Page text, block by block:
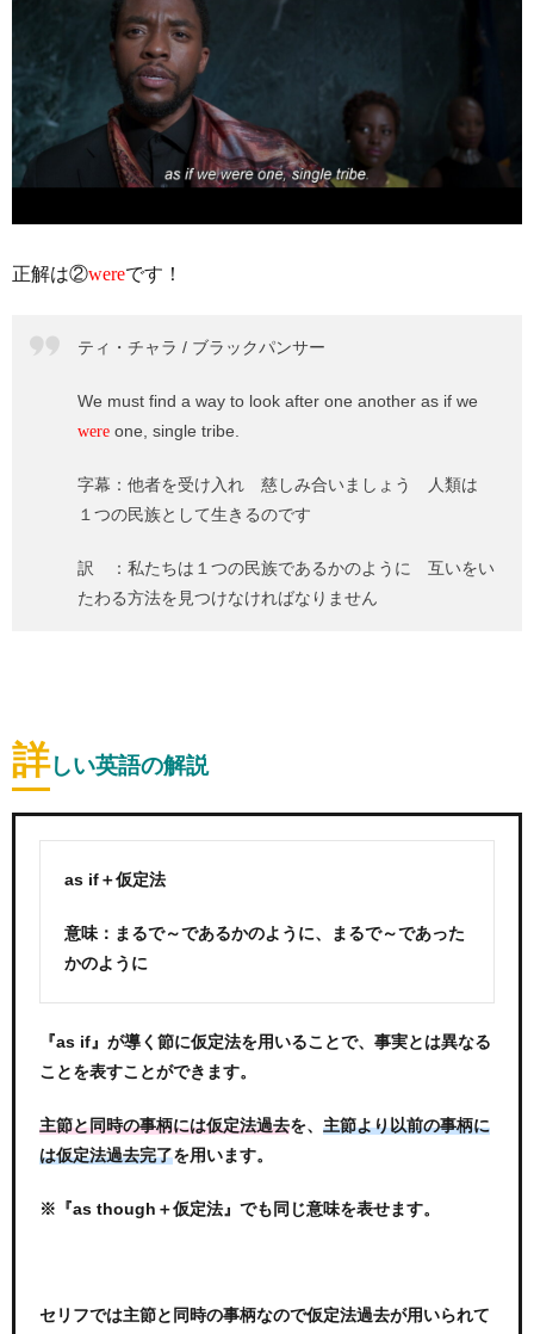
正解は②wereです！
ティ・チャラ / ブラックパンサー
We must find a way to look after one another as if we
were one, single tribe.
字幕：他者を受け入れ 慈しみ合いましょう 人類は
１つの民族として生きるのです
訳 ：私たちは１つの民族であるかのように 互いをい
たわる方法を見つけなければなりません
詳しい英語の解説
as if＋仮定法
意味：まるで～であるかのように、まるで～であった
かのように
『as if』が導く節に仮定法を用いることで、事実とは異なる
ことを表すことができます。
主節と同時の事柄には仮定法過去を、 主節より以前の事柄に
は仮定法過去完了を用います。
※『as though＋仮定法』でも同じ意味を表せます。
セリフでは主節と同時の事柄なので仮定法過去が用いられて